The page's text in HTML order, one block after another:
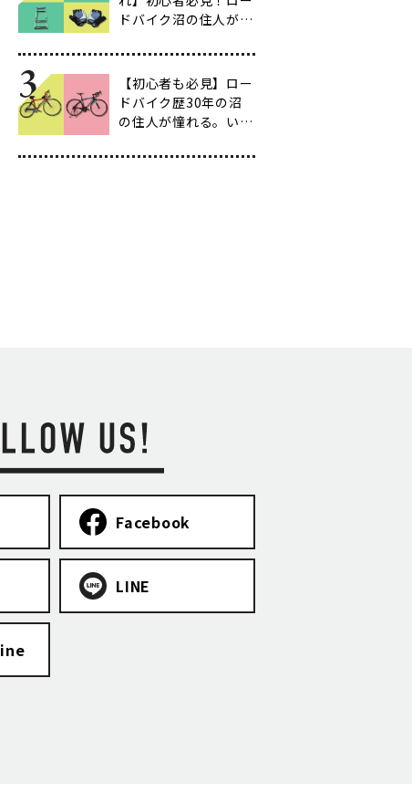
ドバイク沼の住人がお
クとは【バイク以外に
必要なもの編】
【初心者も必見】ロー
ドバイク歴30年の沼
の住人が憧れる。いつ
バイクとは
Facebook
LINE